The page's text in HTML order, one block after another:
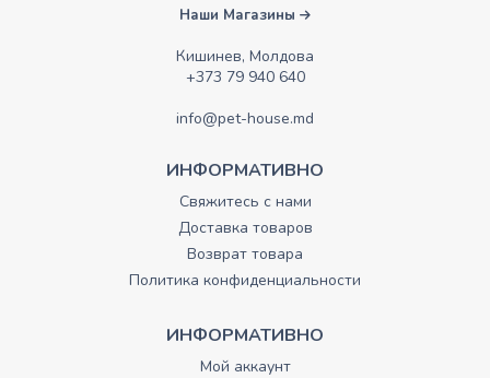
Наши Магазины
Кишинев, Молдова
+373 79 940 640
info@pet-house.md
ИНФОРМАТИВНО
Свяжитесь с нами
Доставка товаров
Возврат товара
Политика конфиденциальности
ИНФОРМАТИВНО
Мой аккаунт